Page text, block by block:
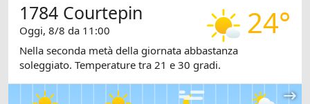
24°
1784 Courtepin
Oggi, 8/8 da 11:00
Nella seconda metà della giornata abbastanza
soleggiato. Temperature tra 21 e 30 gradi.